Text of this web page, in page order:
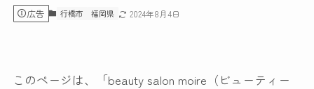
広告 行橋市 福岡県 2024年8月4日
このページは、「beauty salon moire（ビューティー